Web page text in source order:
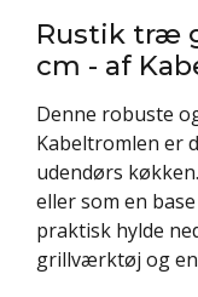
Rustik træ
cm - af
Denne robuste
Kabeltromlen er
udendørs
eller som en
praktisk hylde
grillværktøj og en